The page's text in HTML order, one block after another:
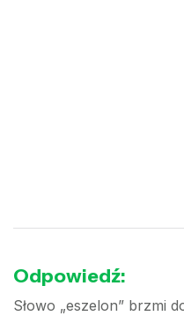
Odpowiedź:
Słowo „eszelon” brzmi